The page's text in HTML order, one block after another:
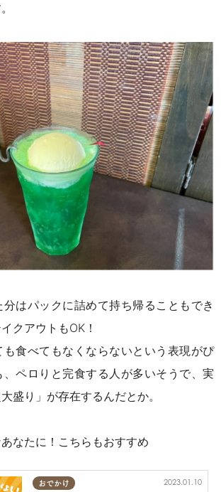
はパックに詰めて持ち帰ることもでき
クアウトもOK！
も食べてもなくならないという表現がぴ
、ペロりと完食する人が多いそうで、実
盛り」が存在するんだとか。
なたに！こちらもおすすめ
おでかけ 2023.01.10